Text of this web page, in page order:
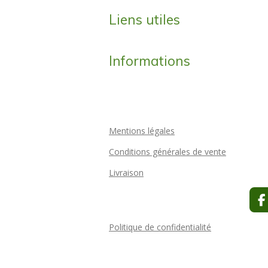
Liens utiles
Informations
Mentions légales
Conditions générales de vente
Livraison
F
a
Politique de confidentialité